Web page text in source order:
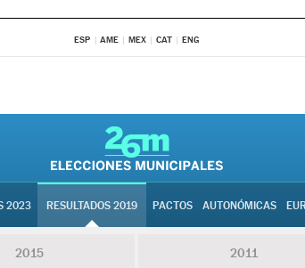
ESP AME MEX CAT ENG
2023 RESULTADOS 2019 PACTOS AUTONÓMICAS
2015 2011